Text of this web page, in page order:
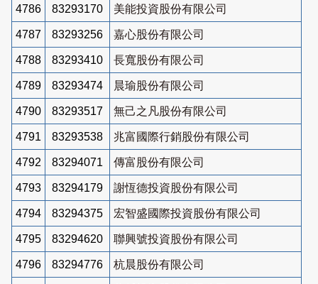
4786 83293170 美能投資股份有限公司
4787 83293256 嘉心股份有限公司
4788 83293410 長寬股份有限公司
4789 83293474 晨瑜股份有限公司
4790 83293517 無己之凡股份有限公司
4791 83293538 兆富國際行銷股份有限公司
4792 83294071 傳富股份有限公司
4793 83294179 謝恆德投資股份有限公司
4794 83294375 宏智盛國際投資股份有限公司
4795 83294620 聯興號投資股份有限公司
4796 83294776 杭晨股份有限公司